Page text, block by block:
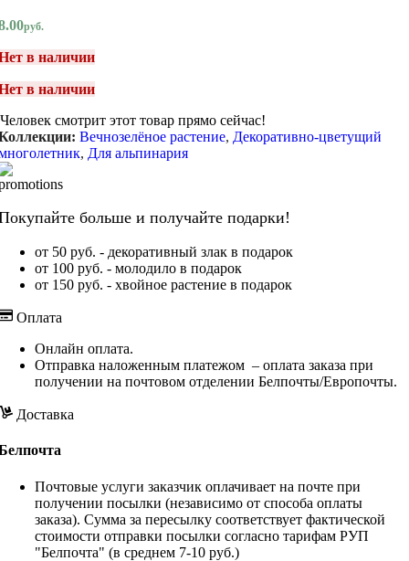
руб.
в наличии
в наличии
Человек смотрит этот товар прямо сейчас!
Вечнозелёное растение, Декоративно-цветущий
, Для альпинария
больше и получайте подарки!
от 50 руб. - декоративный злак в подарок
от 100 руб. - молодило в подарок
от 150 руб. - хвойное растение в подарок
Оплата
Онлайн оплата.
Отправка наложенным платежом – оплата заказа при
получении на почтовом отделении Белпочты/Европочты.
Доставка
Почтовые услуги заказчик оплачивает на почте при
получении посылки (независимо от способа оплаты
заказа). Сумма за пересылку соответствует фактической
стоимости отправки посылки согласно тарифам РУП
"Белпочта" (в среднем 7-10 руб.)